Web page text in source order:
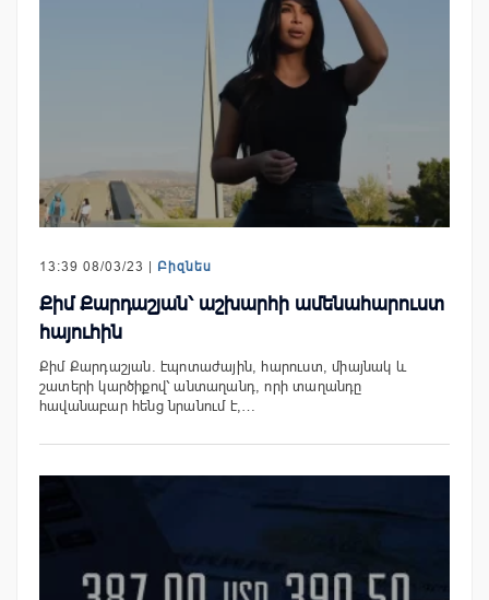
13:39 08/03/23 | Բիզնես
Քիմ Քարդաշյան՝ աշխարհի ամենահարուստ
հայուհին
Քիմ Քարդաշյան. էպոտաժային, հարուստ, միայնակ և
շատերի կարծիքով՝ անտաղանդ, որի տաղանդը
հավանաբար հենց նրանում է,…